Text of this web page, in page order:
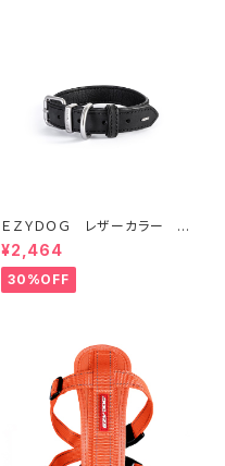
ＥＺＹＤＯＧ レザーカラー S
(全2色)
¥2,464
30%OFF